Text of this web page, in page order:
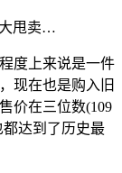
度上来说是一件
现在也是购入旧
价在三位数(109
达到了历史最